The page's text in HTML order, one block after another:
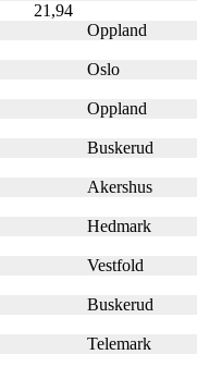
21,94
Oppland
Oslo
Oppland
Buskerud
Akershus
Hedmark
Vestfold
Buskerud
Telemark